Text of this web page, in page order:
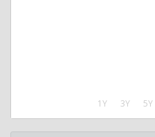
1Y 3Y 5Y